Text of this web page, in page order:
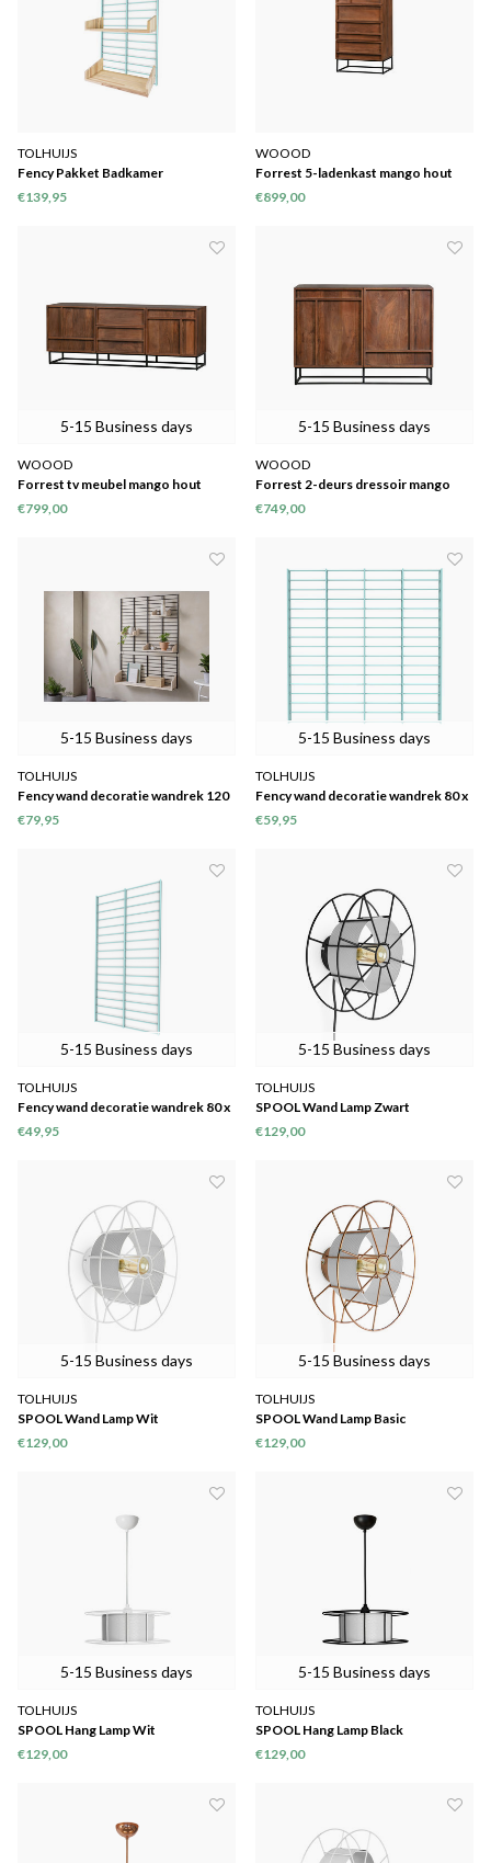
TOLHUIJS
Fency Pakket Badkamer
€139,95
WOOOD
Forrest 5-ladenkast mango hout
naturel
€899,00
5-15 Business days
WOOOD
Forrest tv meubel mango hout
naturel
€799,00
5-15 Business days
WOOOD
Forrest 2-deurs dressoir mango
hout naturel
€749,00
5-15 Business days
TOLHUIJS
Fency wand decoratie wandrek 120
x 80
€79,95
5-15 Business days
TOLHUIJS
Fency wand decoratie wandrek 80 x
80
€59,95
5-15 Business days
TOLHUIJS
Fency wand decoratie wandrek 80 x
40
€49,95
5-15 Business days
TOLHUIJS
SPOOL Wand Lamp Zwart
€129,00
5-15 Business days
TOLHUIJS
SPOOL Wand Lamp Wit
€129,00
5-15 Business days
TOLHUIJS
SPOOL Wand Lamp Basic
€129,00
5-15 Business days
TOLHUIJS
SPOOL Hang Lamp Wit
€129,00
5-15 Business days
TOLHUIJS
SPOOL Hang Lamp Black
€129,00